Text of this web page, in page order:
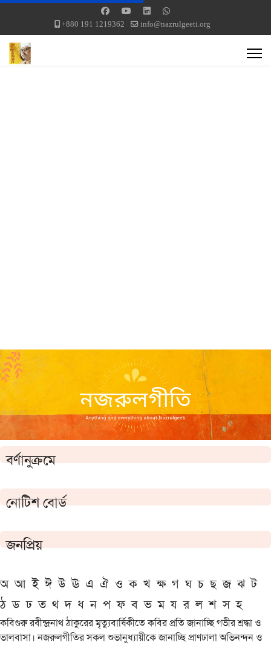
+880 191 1219362 info@nazrulgeeti.org
বর্ণানুক্রমে
নোটিশ বোর্ড
জনপ্রিয়
অ আ ই ঈ উ ঊ এ ঐ ও ক খ ক্ষ গ ঘ চ ছ জ ঝ ট
ঠ ড ঢ ত থ দ ধ ন প ফ ব ভ ম য র ল শ স হ
কবিগুরু রবীন্দ্রনাথ ঠাকুরের মৃত্যুবার্ষিকীতে কবির প্রতি জানাচ্ছি গভীর শ্রদ্ধা ও
ভালবাসা। নজরুলগীতির সকল শুভানুধ্যায়ীকে জানাচ্ছি প্রাণঢালা অভিনন্দন ও